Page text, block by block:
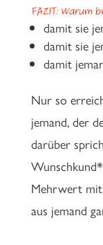
FAZIT:
damit sie
damit sie
damit
Nur so
jemand, der
darüber
Mehrwert
aus jemand